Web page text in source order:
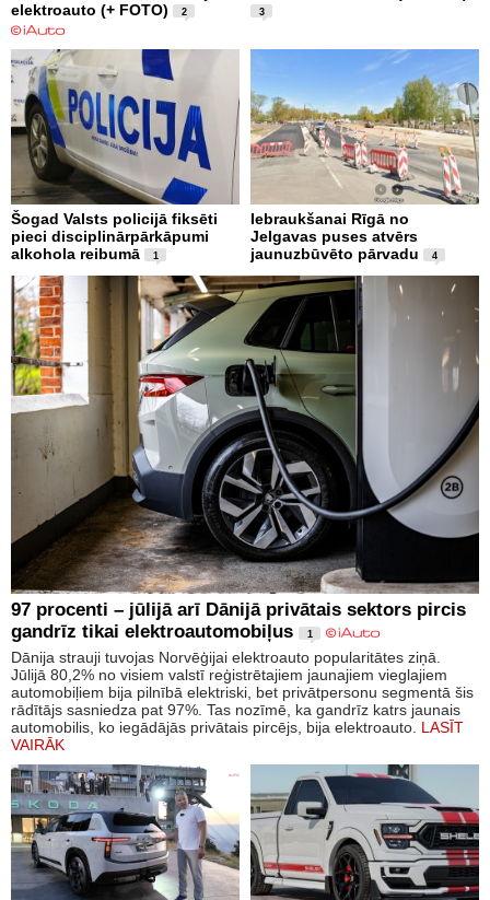
elektroauto (+ FOTO)
2 3
Šogad Valsts policijā fiksēti
pieci disciplinārpārkāpumi
alkohola reibumā
1
Iebraukšanai Rīgā no
Jelgavas puses atvērs
jaunuzbūvēto pārvadu
4
97 procenti – jūlijā arī Dānijā privātais sektors pircis
gandrīz tikai elektroautomobiļus
1
Dānija strauji tuvojas Norvēģijai elektroauto popularitātes ziņā.
Jūlijā 80,2% no visiem valstī reģistrētajiem jaunajiem vieglajiem
automobiļiem bija pilnībā elektriski, bet privātpersonu segmentā šis
rādītājs sasniedza pat 97%. Tas nozīmē, ka gandrīz katrs jaunais
automobilis, ko iegādājās privātais pircējs, bija elektroauto. LASĪT
VAIRĀK